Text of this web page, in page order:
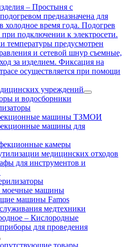
– Простыня с
предназначена для
холодное время года. Подогрев
при подключении к электросети.
температуры предусмотрен
и сетевой шнур съемные,
за изделием. Фиксация на
осуществляется при помощи
учреждений
и водосборники
машины ТЗМОИ
машины для
камеры
медицинских отходов
для инструментов и
моечные машины
машины Famos
медтехники
– Кислородные
для проведения
товары